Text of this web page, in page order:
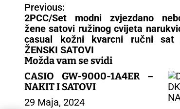
N
a
v
i
g
a
c
i
j
a
Previous:
2PCC/Set modni zvjezdano
žene satovi ružinog cvijeta
casual kožni kvarcni ručni
ŽENSKI SATOVI
Možda vam se svidi
CASIO GW-9000-1A4ER –
NAKIT I SATOVI
29 Maja, 2024